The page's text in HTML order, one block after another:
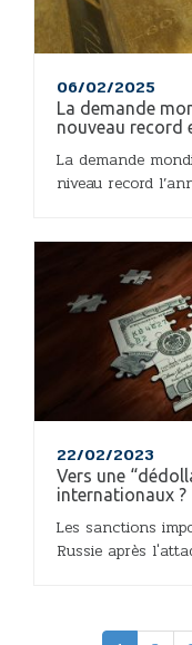
06/02/2025
La demande
nouveau record
La demande
niveau record
22/02/2023
Vers une
internationaux ?
Les sanctions
Russie après